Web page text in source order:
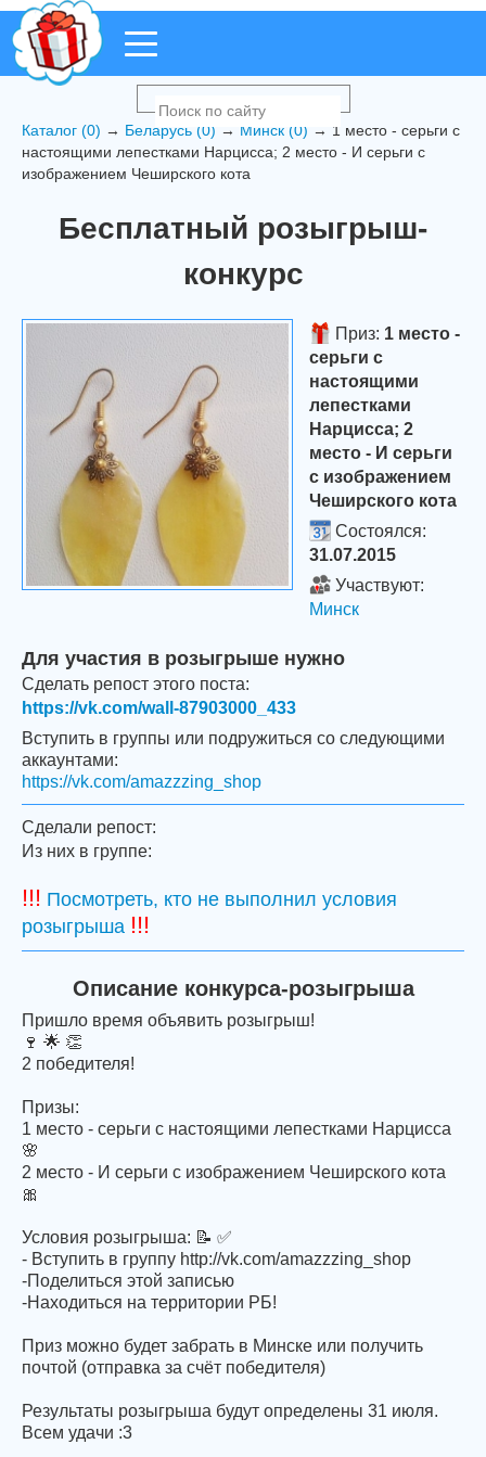
Каталог (0) → Беларусь (0) → Минск (0) → 1 место - серьги с
настоящими лепестками Нарцисса; 2 место - И серьги с
изображением Чеширского кота
Бесплатный розыгрыш-
конкурс
Приз: 1 место -
серьги с
настоящими
лепестками
Нарцисса; 2
место - И серьги
с изображением
Чеширского кота
Состоялся:
31.07.2015
Участвуют:
Минск
Для участия в розыгрыше нужно
Сделать репост этого поста:
https://vk.com/wall-87903000_433
Вступить в группы или подружиться со следующими
аккаунтами:
https://vk.com/amazzzing_shop
Сделали репост:
Из них в группе:
!!! Посмотреть, кто не выполнил условия
розыгрыша !!!
Описание конкурса-розыгрыша
Пришло время объявить розыгрыш!
🍷 🌟 👏
2 победителя!
Призы:
1 место - серьги с настоящими лепестками Нарцисса
🌸
2 место - И серьги с изображением Чеширского кота
🎀
Условия розыгрыша: 📝 ✅
- Вступить в группу http://vk.com/amazzzing_shop
-Поделиться этой записью
-Находиться на территории РБ!
Приз можно будет забрать в Минске или получить
почтой (отправка за счёт победителя)
Результаты розыгрыша будут определены 31 июля.
Всем удачи :3